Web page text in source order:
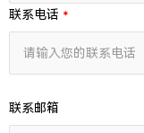
联系电话
联系邮箱